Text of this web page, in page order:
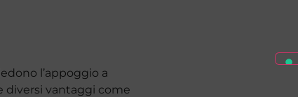
l’appoggio a
diversi vantaggi come